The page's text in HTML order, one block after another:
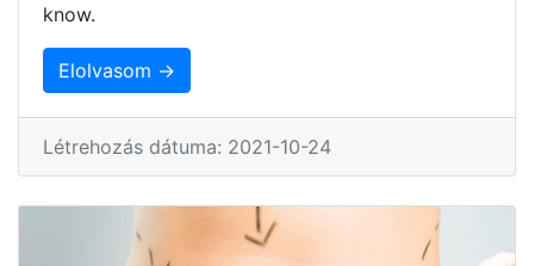
know.
Elolvasom →
Létrehozás dátuma: 2021-10-24